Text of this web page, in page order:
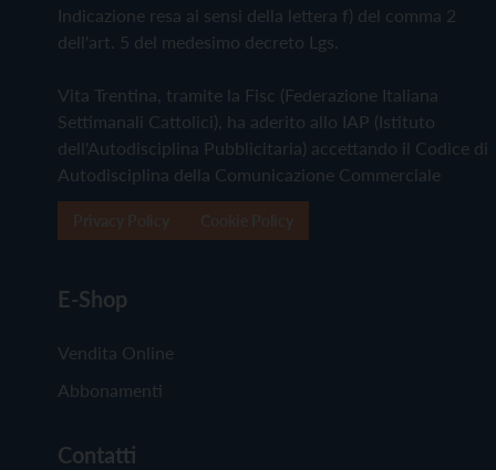
Indicazione resa ai sensi della lettera f) del comma 2
dell'art. 5 del medesimo decreto Lgs.
Vita Trentina, tramite la Fisc (Federazione Italiana
Settimanali Cattolici), ha aderito allo IAP (Istituto
dell'Autodisciplina Pubblicitaria) accettando il Codice di
Autodisciplina della Comunicazione Commerciale
E-Shop
Vendita Online
Abbonamenti
Contatti